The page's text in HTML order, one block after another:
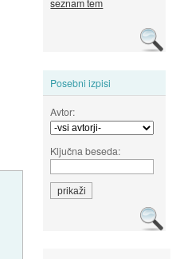
seznam tem
Posebni izpisi
Avtor:
Ključna beseda: